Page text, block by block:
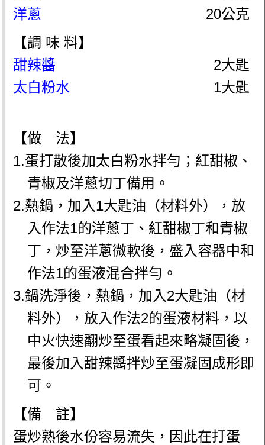
洋蔥
20公克
【調 味 料】
甜辣醬
2大匙
太白粉水
1大匙
【做 法】
1.蛋打散後加太白粉水拌勻；紅甜椒、
青椒及洋蔥切丁備用。
2.熱鍋，加入1大匙油（材料外），放
入作法1的洋蔥丁、紅甜椒丁和青椒
丁，炒至洋蔥微軟後，盛入容器中和
作法1的蛋液混合拌勻。
3.鍋洗淨後，熱鍋，加入2大匙油（材
料外），放入作法2的蛋液材料，以
中火快速翻炒至蛋看起來略凝固後，
最後加入甜辣醬拌炒至蛋凝固成形即
可。
【備 註】
蛋炒熟後水份容易流失，因此在打蛋